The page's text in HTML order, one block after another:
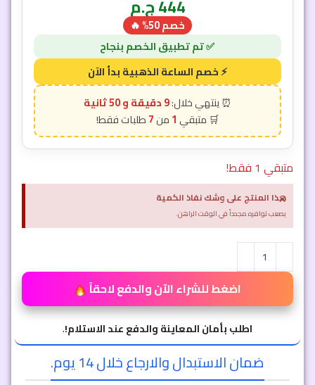
444ج.م
خصم 50% 🔥
9 دقيقة و 48 ثانية
1
7
متبقي 1 فقط!
هذا المنتج على وشك نفاذ الكمية
يصعب توافره مجدداً في الوقت الراهن.
×
اضغط للشراء الآن والدفع لاحقاً
اطلب بأمان المعاينة والدفع عند الاستلام!.
ضمان الاستبدال والارجاع خلال 14 يوم.